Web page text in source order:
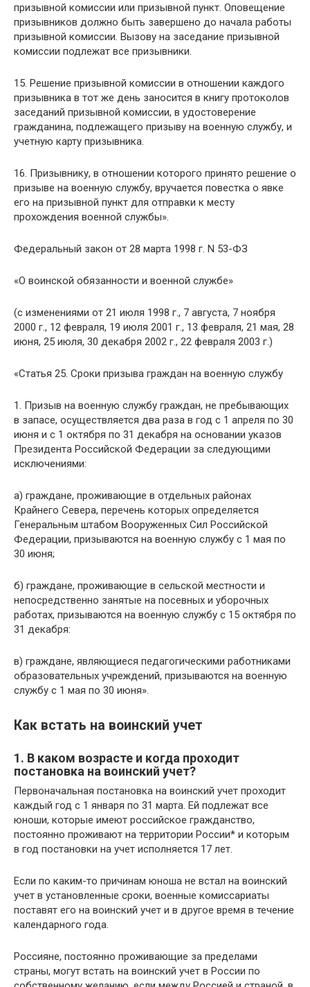
призывной комиссии или призывной пункт. Оповещение
призывников должно быть завершено до начала работы
призывной комиссии. Вызову на заседание призывной
комиссии подлежат все призывники.
15. Решение призывной комиссии в отношении каждого
призывника в тот же день заносится в книгу протоколов
заседаний призывной комиссии, в удостоверение
гражданина, подлежащего призыву на военную службу, и
учетную карту призывника.
16. Призывнику, в отношении которого принято решение о
призыве на военную службу, вручается повестка о явке
его на призывной пункт для отправки к месту
прохождения военной службы».
Федеральный закон от 28 марта 1998 г. N 53-ФЗ
«О воинской обязанности и военной службе»
(с изменениями от 21 июля 1998 г., 7 августа, 7 ноября
2000 г., 12 февраля, 19 июля 2001 г., 13 февраля, 21 мая, 28
июня, 25 июля, 30 декабря 2002 г., 22 февраля 2003 г.)
«Статья 25. Сроки призыва граждан на военную службу
1. Призыв на военную службу граждан, не пребывающих
в запасе, осуществляется два раза в год с 1 апреля по 30
июня и с 1 октября по 31 декабря на основании указов
Президента Российской Федерации за следующими
исключениями:
а) граждане, проживающие в отдельных районах
Крайнего Севера, перечень которых определяется
Генеральным штабом Вооруженных Сил Российской
Федерации, призываются на военную службу с 1 мая по
30 июня;
б) граждане, проживающие в сельской местности и
непосредственно занятые на посевных и уборочных
работах, призываются на военную службу с 15 октября по
31 декабря:
в) граждане, являющиеся педагогическими работниками
образовательных учреждений, призываются на военную
службу с 1 мая по 30 июня».
Как встать на воинский учет
1. В каком возрасте и когда проходит
постановка на воинский учет?
Первоначальная постановка на воинский учет проходит
каждый год с 1 января по 31 марта. Ей подлежат все
юноши, которые имеют российское гражданство,
постоянно проживают на территории России* и которым
в год постановки на учет исполняется 17 лет.
Если по каким-то причинам юноша не встал на воинский
учет в установленные сроки, военные комиссариаты
поставят его на воинский учет и в другое время в течение
календарного года.
Россияне, постоянно проживающие за пределами
страны, могут встать на воинский учет в России по